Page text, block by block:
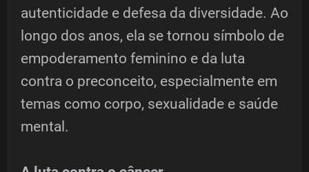
autenticidade e defesa da diversidade. Ao
longo dos anos, ela se tornou símbolo de
empoderamento feminino e da luta
contra o preconceito, especialmente em
temas como corpo, sexualidade e saúde
mental.